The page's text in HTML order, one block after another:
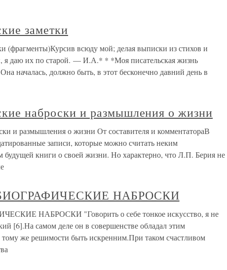
заметки
(фрагменты)Курсив всюду мой; делая выписки из стихов и
я даю их по старой. — И.А.* * *Моя писательская жизнь
началась, должно быть, в этот бесконечно давний день в
наброски и размышления о жизни
и размышления о жизни От составителя и комментатораВ
записи, которые можно считать неким
будущей книги о своей жизни. Но характерно, что Л.П. Берия не
НАБРОСКИ
НАБРОСКИ "Говорить о себе тонкое искусство, я не
[6].На самом деле он в совершенстве обладал этим
тому же решимости быть искренним.При таком счастливом